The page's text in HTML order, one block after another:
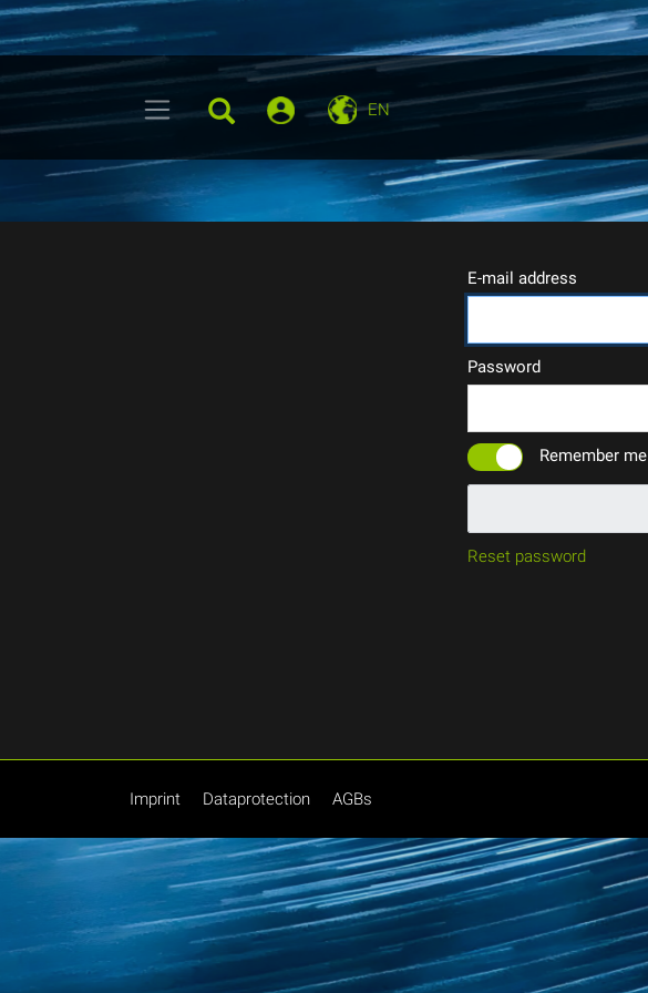
EN
E-mail address
Password
Remember me
Reset password
Imprint Dataprotection AGBs